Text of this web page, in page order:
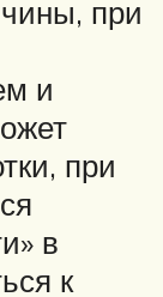
при
и
при
в
к